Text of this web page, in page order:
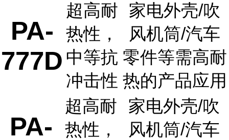
PA-
777D
超高耐
热性，
中等抗
冲击性
家电外壳/吹
风机筒/汽车
零件等需高耐
热的产品应用
PA-
超高耐
热性，
家电外壳/吹
风机筒/汽车